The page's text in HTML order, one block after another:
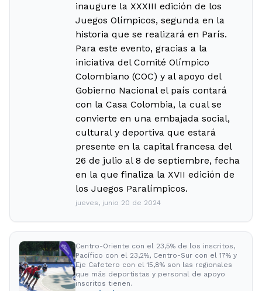
inaugure la XXXIII edición de los
Juegos Olímpicos, segunda en la
historia que se realizará en París.
Para este evento, gracias a la
iniciativa del Comité Olímpico
Colombiano (COC) y al apoyo del
Gobierno Nacional el país contará
con la Casa Colombia, la cual se
convierte en una embajada social,
cultural y deportiva que estará
presente en la capital francesa del
26 de julio al 8 de septiembre, fecha
en la que finaliza la XVII edición de
los Juegos Paralímpicos.
jueves, junio 20 de 2024
Centro-Oriente con el 23,5% de los inscritos,
Pacífico con el 23,2%, Centro-Sur con el 17% y
Eje Cafetero con el 15,8% son las regionales
que más deportistas y personal de apoyo
inscritos tienen.